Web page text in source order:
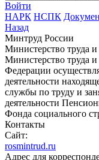
Войти
НАРК НСПК
Назад
Минтруд России
Министерство труда
Министерство труда
Федерации
деятельности
службы по труду и
деятельности
Фонда социального
Контакты
Сайт:
rosmintrud.ru
Адрес для